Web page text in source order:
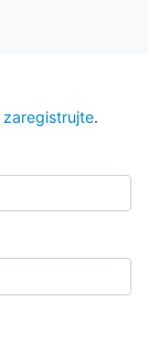
zaregistrujte.